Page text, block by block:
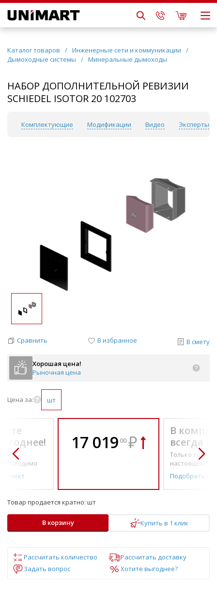
Каталог товаров / Инженерные сети и коммуникации
/
Дымоходные системы
/ Минеральные дымоходы
НАБОР ДОПОЛНИТЕЛЬНОЙ РЕВИЗИИ
SCHIEDEL ISOTOR 20 102703
Комплектующие Модификации Видео Эксперты
Сравнить В избранное В смету
Хорошая цена!
Рыночная цена
Цена за: шт
по-
17 019 00 ₽
В
всегда
Только то, что
настоящему
Подобрать
Товар продается кратно: шт
В корзину Купить в 1 клик
Рассчитать количество
Рассчитать доставку
Задать вопрос
Хотите выгоднее?